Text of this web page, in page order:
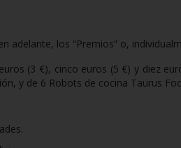
los “Premios” o,
(3 €), cinco euros (5 €) y diez
y de 6 Robots de cocina Taurus